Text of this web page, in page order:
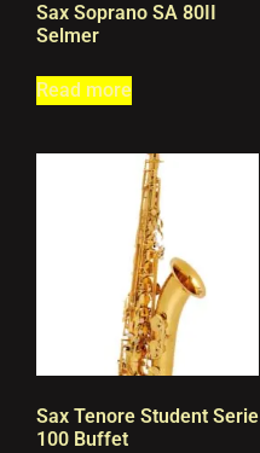
Sax Soprano SA 80II
Selmer
Read more
Sax Tenore Student Serie
100 Buffet